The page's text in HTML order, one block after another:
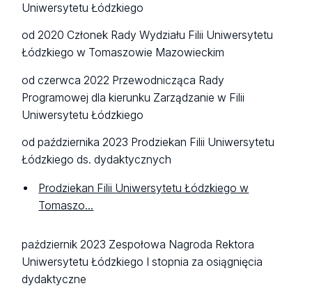
Uniwersytetu Łódzkiego
od 2020 Członek Rady Wydziału Filii Uniwersytetu
Łódzkiego w Tomaszowie Mazowieckim
od czerwca 2022 Przewodnicząca Rady
Programowej dla kierunku Zarządzanie w Filii
Uniwersytetu Łódzkiego
od października 2023 Prodziekan Filii Uniwersytetu
Łódzkiego ds. dydaktycznych
Prodziekan Filii Uniwersytetu Łódzkiego w
Tomaszo...
październik 2023 Zespołowa Nagroda Rektora
Uniwersytetu Łódzkiego I stopnia za osiągnięcia
dydaktyczne